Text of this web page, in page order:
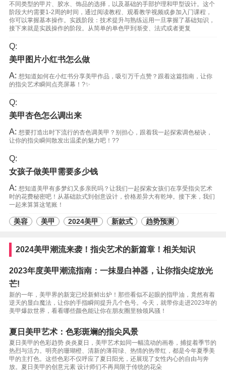
不同类型的甲片、胶水、饰品的选择，以及基础的手部护理和甲型设计。这个
阶段大约需要1-2周的时间，通过阅读教程、观看教学视频或参加入门课程，
你可以掌握基本操作。实践阶段：技术提升与熟练运用一旦掌握了基础知识，
接下来就是实践操作的阶段。从简单的单色甲到渐变、法式或者更复
Q:
美甲图片小红书怎么做
A: 想知道如何在小红书分享美甲作品，吸引万千点赞？跟着这篇指南，让你
的指尖艺术瞬间点亮屏幕！?✨
Q:
美甲杏色怎么调出来
A: 想要打造出时下流行的杏色调美甲？别担心，跟着我一起探索调色秘诀，
让你的指尖瞬间散发出温柔的魅力吧！??
Q:
女孩子做美甲需要多少钱
A: 想知道美甲有多梦幻又多亲民吗？让我们一起探索女孩们在享受指尖艺术
时的花费秘密吧！从基础款式到创意设计，价格差异大有乾坤。接下来，我们
一起来算算这笔账！
美容 美甲 2024美甲 新款式 趋势预测
2024美甲潮流来袭！指尖艺术的新篇章！相关知识
2023年度美甲潮流指南：一抹显白神器，让你指尖绽放光
芒!
新的一年，美甲界的新宠已经新鲜出炉！那些看似不起眼的指甲油，竟然有着
逆天的显白魔法，让你的手指瞬间提升几个色号。今天，就带你走进2023年的
美甲爆款世界，看看哪些颜色能让你在朋友圈里独领风骚！
夏日美甲艺术：色彩斑斓的指尖风景
夏日美甲的色彩趋势 炎炎夏日，美甲艺术如同一幅流动的画卷，捕捉着季节的
热烈与活力。明亮的珊瑚橙、清新的薄荷绿、热情的热带红，都是今年夏季美
甲的主打色。这些色彩不仅呼应了夏日阳光，还展现了女性内心的自由与奔
放。夏日美甲的创意元素 设计师们不再局限于传统的花朵